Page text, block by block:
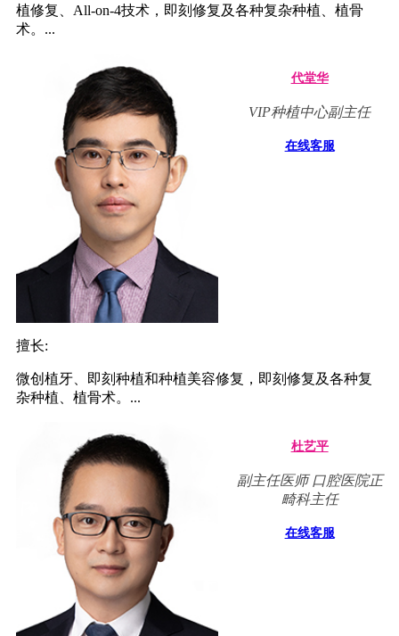
植修复、All-on-4技术，即刻修复及各种复杂种植、植骨
术。...
代堂华
VIP种植中心副主任
在线客服
擅长:
微创植牙、即刻种植和种植美容修复，即刻修复及各种复
杂种植、植骨术。...
杜艺平
副主任医师 口腔医院正
畸科主任
在线客服